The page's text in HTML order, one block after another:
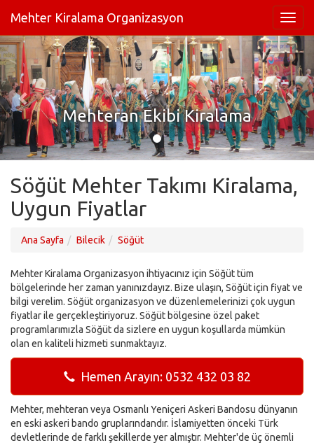
Mehter Kiralama Organizasyon
Mehteran Ekibi Kiralama
Söğüt Mehter Takımı Kiralama,
Uygun Fiyatlar
Ana Sayfa Bilecik Söğüt
Mehter Kiralama Organizasyon ihtiyacınız için Söğüt tüm
bölgelerinde her zaman yanınızdayız. Bize ulaşın, Söğüt için fiyat ve
bilgi verelim. Söğüt organizasyon ve düzenlemelerinizi çok uygun
fiyatlar ile gerçekleştiriyoruz. Söğüt bölgesine özel paket
programlarımızla Söğüt da sizlere en uygun koşullarda mümkün
olan en kaliteli hizmeti sunmaktayız.
Hemen Arayın: 0532 432 03 82
Mehter, mehteran veya Osmanlı Yeniçeri Askeri Bandosu dünyanın
en eski askeri bando gruplarındandır. İslamiyetten önceki Türk
devletlerinde de farklı şekillerde yer almıştır. Mehter'de üç önemli